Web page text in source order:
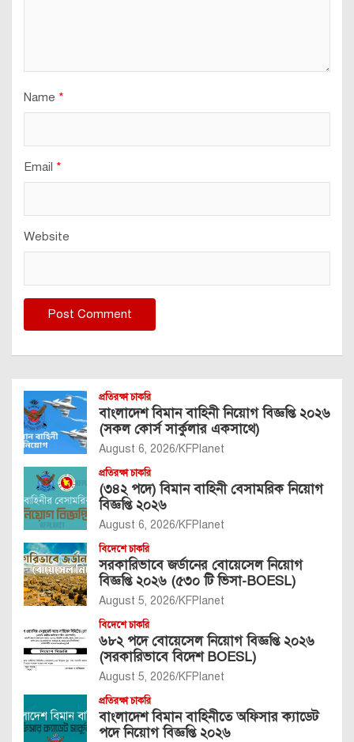
Name *
Email *
Website
প্রতিরক্ষা চাকরি
বাংলাদেশ বিমান বাহিনী নিয়োগ বিজ্ঞপ্তি ২০২৬
(সকল কোর্স সার্কুলার একসাথে)
August 6, 2026 KFPlanet
প্রতিরক্ষা চাকরি
(৩৪২ পদে) বিমান বাহিনী বেসামরিক নিয়োগ
বিজ্ঞপ্তি ২০২৬
August 6, 2026 KFPlanet
বিদেশে চাকরি
সরকারিভাবে জর্ডানের বোয়েসেল নিয়োগ
বিজ্ঞপ্তি ২০২৬ (৫৩০ টি ভিসা-BOESL)
August 5, 2026 KFPlanet
বিদেশে চাকরি
৬৮২ পদে বোয়েসেল নিয়োগ বিজ্ঞপ্তি ২০২৬
(সরকারিভাবে বিদেশ BOESL)
August 5, 2026 KFPlanet
প্রতিরক্ষা চাকরি
বাংলাদেশ বিমান বাহিনীতে অফিসার ক্যাডেট
পদে নিয়োগ বিজ্ঞপ্তি ২০২৬